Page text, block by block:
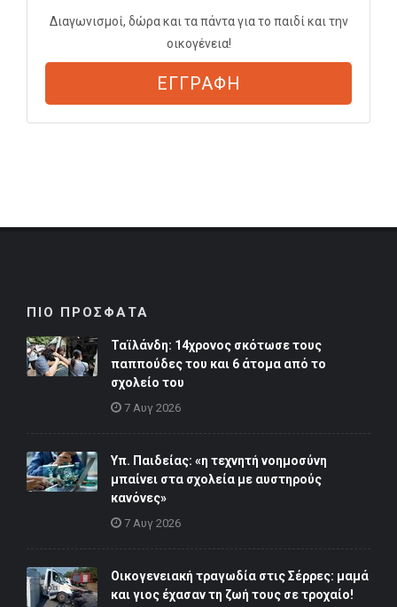
Διαγωνισμοί, δώρα και τα πάντα για το παιδί και την
οικογένεια!
ΕΓΓΡΑΦΗ
ΠΙΟ ΠΡΟΣΦΑΤΑ
Ταϊλάνδη: 14χρονος σκότωσε τους
παππούδες του και 6 άτομα από το
σχολείο του
7 Αυγ 2026
Υπ. Παιδείας: «η τεχνητή νοημοσύνη
μπαίνει στα σχολεία με αυστηρούς
κανόνες»
7 Αυγ 2026
Οικογενειακή τραγωδία στις Σέρρες: μαμά
και γιος έχασαν τη ζωή τους σε τροχαίο!